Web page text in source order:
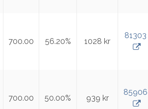
700.00 56.20% 1028 kr
81303
700.00 50.00% 939 kr
85906